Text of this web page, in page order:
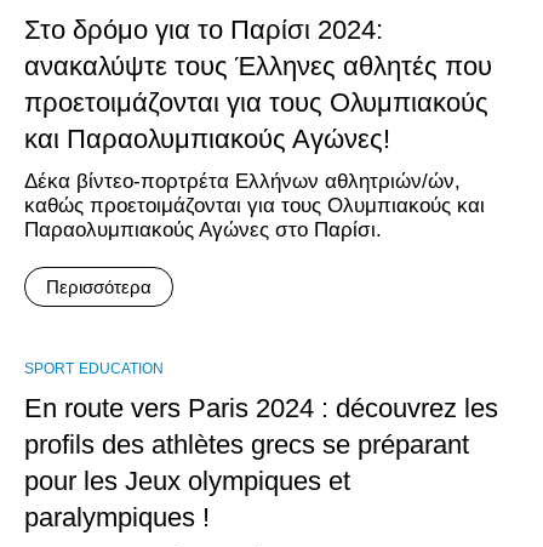
Στο δρόμο για το Παρίσι 2024:
ανακαλύψτε τους Έλληνες αθλητές που
προετοιμάζονται για τους Ολυμπιακούς
και Παραολυμπιακούς Αγώνες!
Δέκα βίντεο-πορτρέτα Ελλήνων αθλητριών/ών,
καθώς προετοιμάζονται για τους Ολυμπιακούς και
Παραολυμπιακούς Αγώνες στο Παρίσι.
Περισσότερα
SPORT EDUCATION
En route vers Paris 2024 : découvrez les
profils des athlètes grecs se préparant
pour les Jeux olympiques et
paralympiques !